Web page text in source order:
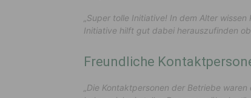
„Super tolle Initiative! In dem Alter
Initiative hilft gut dabei herauszufinden
Freundliche
„Die Kontaktpersonen der Betriebe